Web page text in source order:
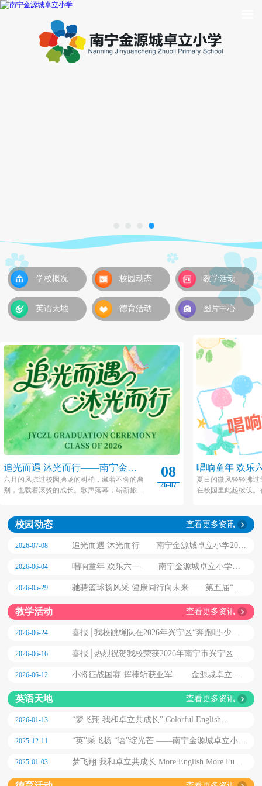
学校概况 校园动态 教学活动
英语天地 德育活动 图片中心
追光而遇 沐光而行——南宁金源
城卓立小学2026届毕业典礼
六月的风掠过校园操场的树梢，藏着不舍的离
别，也载着滚烫的成长。歌声落幕，崭新旅程
场闪闪发光的未来。
08
26-07
唱响童年 欢
城卓立小学
动
夏日的微风轻轻拂
在校园里此起彼伏
之际拉开帷幕！
校园动态 查看更多资讯
2026-07-08
追光而遇 沐光而行——南宁金源城卓立小学2026
届毕业典礼
2026-06-04
唱响童年 欢乐六一 ——南宁金源城卓立小学
2026艺术节系列主题活动
2026-05-29
驰骋篮球扬风采 健康同行向未来——第五届“卓
立杯”篮球联赛闭幕式
教学活动 查看更多资讯
2026-06-24
喜报│我校跳绳队在2026年兴宁区“奔跑吧·少
年”儿童青少年主题健身活动暨“南小兴友小宁”杯
2026-06-16
喜报│热烈祝贺我校荣获2026年南宁市兴宁区中
小学“阳光大课间”展示活动一等奖
2026-06-12
小将征战国赛 挥棒斩获亚军 ——金源城卓立学
前部 U6 棒球队征战全国软式棒垒球赛载誉而归
英语天地 查看更多资讯
2026-01-13
“梦飞翔 我和卓立共成长” Colorful English
Confidence Glow 第七届英语展示艺术节暨英语教
2025-12-11
“英”采飞扬 “语”绽光芒 ——南宁金源城卓立小学
第二届 “卓立 Level ”英语测评
2025-01-03
梦飞翔 我和卓立共成长 More English More Fun
——第六届英语展示艺术节暨英语教学汇报展演